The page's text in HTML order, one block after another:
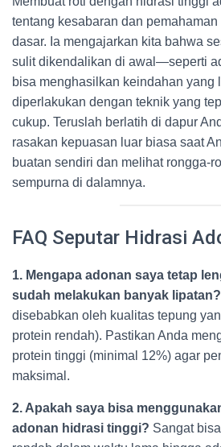
tentang kesabaran dan
dasar. Ia mengajarkan kita bahwa
sulit dikendalikan di awal—seperti
bisa menghasilkan keindahan yang
diperlakukan dengan teknik yang
cukup. Teruslah berlatih di dapur
rasakan kepuasan luar biasa saat
buatan sendiri dan melihat rongga-
sempurna di dalamnya.
FAQ Seputar Hidrasi
1. Mengapa adonan saya tetap
sudah melakukan banyak lipatan?
disebabkan oleh kualitas tepung
protein rendah). Pastikan Anda
protein tinggi (minimal 12%) agar
maksimal.
2. Apakah saya bisa
adonan hidrasi tinggi? Sangat